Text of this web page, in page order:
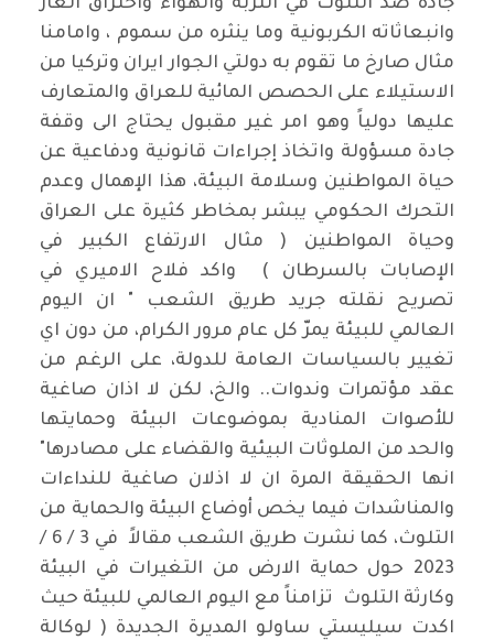
وانبعاثاته الكربونية وما ينثره من سموم ، وامامنا
مثال صارخ ما تقوم به دولتي الجوار ايران وتركيا من
الاستيلاء على الحصص المائية للعراق والمتعارف
عليها دولياً وهو امر غير مقبول يحتاج الى وقفة
جادة مسؤولة واتخاذ إجراءات قانونية ودفاعية عن
حياة المواطنين وسلامة البيئة، هذا الإهمال وعدم
التحرك الحكومي يبشر بمخاطر كثيرة على العراق
وحياة المواطنين ( مثال الارتفاع الكبير في
الإصابات بالسرطان ) واكد فلاح الاميري في
تصريح نقلته جريد طريق الشعب " ان اليوم
العالمي للبيئة يمرّ كل عام مرور الكرام، من دون اي
تغيير بالسياسات العامة للدولة، على الرغم من
عقد مؤتمرات وندوات.. والخ، لكن لا اذان صاغية
للأصوات المنادية بموضوعات البيئة وحمايتها
والحد من الملوثات البيئية والقضاء على مصادرها"
انها الحقيقة المرة ان لا اذلان صاغية للنداءات
والمناشدات فيما يخص أوضاع البيئة والحماية من
التلوث، كما نشرت طريق الشعب مقالاً في 3 / 6 /
2023 حول حماية الارض من التغيرات في البيئة
وكارثة التلوث تزامناً مع اليوم العالمي للبيئة حيث
اكدت سيليستي ساولو المديرة الجديدة ( لوكالة